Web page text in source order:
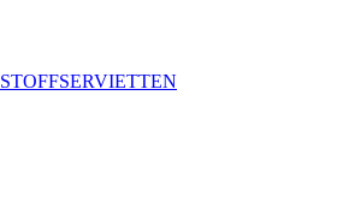
STOFFSERVIETTEN